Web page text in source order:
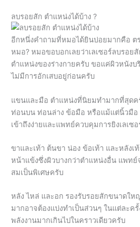
หมอ? หมอขอบอกเลยว่าเลเซอร์ลบรอยสั
ตำแหน่งของร่างกายครับ ขอแค่ผิวหนังบ
ไม่มีการอักเสบอยู่ก่อนครับ
แขนและมือ ตำแหน่งที่นิยมทำมากที่สุดค
ท่อนบน ท่อนล่าง ข้อมือ หรือแม้แต่นิ้วมือ
ขาและเท้า ต้นขา น่อง ข้อเท้า และหลังเ
หน้าแข้งซึ่งผิวบางกว่าตำแหน่งอื่น แพทย์
หลัง ไหล่ และอก รองรับรอยสักขนาดใ
มากอาจต้องแบ่งทำเป็นส่วนๆ ในแต่ละครั้
ลำตัว ทั้งท้อง สีข้าง และข้างลำตัว ทำได้
ดี ตอบสนองต่อการรักษาได้ดีครับ